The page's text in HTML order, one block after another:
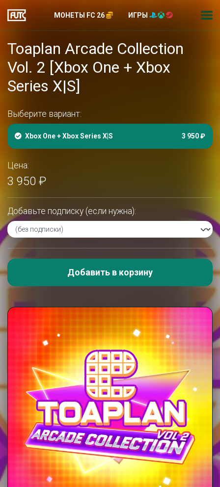
МОНЕТЫ FC 26 ИГРЫ
Toaplan Arcade Collection
Vol. 2 [Xbox One + Xbox
Series X|S]
Выберите вариант:
Xbox One + Xbox Series X|S 3 950 ₽
Цена:
3 950 ₽
Добавьте подписку (если нужна):
Добавить в корзину